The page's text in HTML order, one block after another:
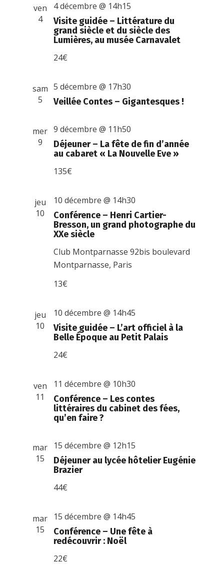
ven
4
Visite guidée – Littérature du
grand siècle et du siècle des
Lumières, au musée Carnavalet
4 décembre @ 14h15
24€
sam
5
Veillée Contes – Gigantesques !
5 décembre @ 17h30
mer
9
Déjeuner – La fête de fin d’année
au cabaret « La Nouvelle Eve »
9 décembre @ 11h50
135€
jeu
10
Conférence – Henri Cartier-
Bresson, un grand photographe du
XXe siècle
10 décembre @ 14h30
Club Montparnasse92bis boulevard
Montparnasse, Paris
13€
jeu
10
Visite guidée – L’art officiel à la
Belle Époque au Petit Palais
10 décembre @ 14h45
24€
ven
11
Conférence – Les contes
littéraires du cabinet des fées,
qu’en faire ?
11 décembre @ 10h30
mar
15
Déjeuner au lycée hôtelier Eugénie
Brazier
15 décembre @ 12h15
44€
mar
15
Conférence – Une fête à
redécouvrir : Noël
15 décembre @ 14h45
22€